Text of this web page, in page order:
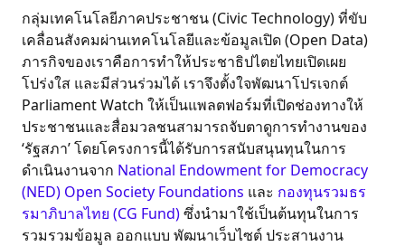
กลุ่มเทคโนโลยีภาคประชาชน (Civic Technology) ที่ขับ
เคลื่อนสังคมผ่านเทคโนโลยีและข้อมูลเปิด (Open Data)
ภารกิจของเราคือการทำให้ประชาธิปไตยไทยเปิดเผย
โปร่งใส และมีส่วนร่วมได้ เราจึงตั้งใจพัฒนาโปรเจกต์
Parliament Watch ให้เป็นแพลตฟอร์มที่เปิดช่องทางให้
ประชาชนและสื่อมวลชนสามารถจับตาดูการทำงานของ
‘รัฐสภา’ โดยโครงการนี้ได้รับการสนับสนุนทุนในการ
ดำเนินงานจาก National Endowment for Democracy
(NED) Open Society Foundations และ กองทุนรวมธร
รมาภิบาลไทย (CG Fund)ซึ่งนำมาใช้เป็นต้นทุนในการ
รวมรวมข้อมูล ออกแบบ พัฒนาเว็บไซต์ ประสานงาน